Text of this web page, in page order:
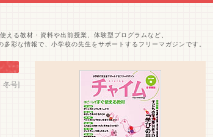
える教材・資料や出前授業、体験型プログラムなど、
彩な情報で、小学校の先生をサポートするフリーマガジンです。
号]